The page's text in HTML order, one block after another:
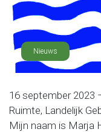
Nieuws
16 september 2023
Ruimte, Landelijk
Mijn naam is Marja